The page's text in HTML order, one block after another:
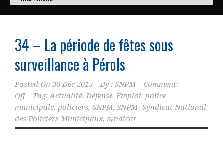
34 – La période de fêtes sous
surveillance à Pérols
Posted On 30 Déc 2015 By : SNPM
Comment:
Off
Tag:Actualité, Défense, Emploi, police
municipale, policiers, SNPM, SNPM- Syndicat National
des Policiers Municipaux, syndicat